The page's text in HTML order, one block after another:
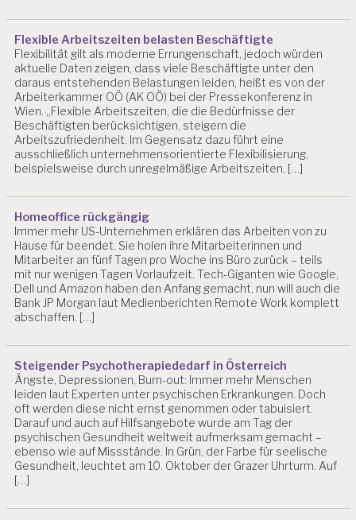
P
R
O
D
U
K
T
I
V
I
T
A
R
B
EI
T
S
P
C
H
O
L
O
G
IE
A
Flexible Arbeitszeiten belasten Beschäftigte
Flexibilität gilt als moderne Errungenschaft, jedoch würden
aktuelle Daten zeigen, dass viele Beschäftigte unter den
daraus entstehenden Belastungen leiden, heißt es von der
Arbeiterkammer OÖ (AK OÖ) bei der Pressekonferenz in
Wien. „Flexible Arbeitszeiten, die die Bedürfnisse der
Beschäftigten berücksichtigen, steigern die
Arbeitszufriedenheit. Im Gegensatz dazu führt eine
ausschließlich unternehmensorientierte Flexibilisierung,
beispielsweise durch unregelmäßige Arbeitszeiten, […]
Homeoffice rückgängig
Immer mehr US-Unternehmen erklären das Arbeiten von zu
Hause für beendet. Sie holen ihre Mitarbeiterinnen und
Mitarbeiter an fünf Tagen pro Woche ins Büro zurück – teils
mit nur wenigen Tagen Vorlaufzeit. Tech-Giganten wie Google,
Dell und Amazon haben den Anfang gemacht, nun will auch die
Bank JP Morgan laut Medienberichten Remote Work komplett
abschaffen. […]
Steigender Psychotherapiededarf in Österreich
Ängste, Depressionen, Burn-out: Immer mehr Menschen
leiden laut Experten unter psychischen Erkrankungen. Doch
oft werden diese nicht ernst genommen oder tabuisiert.
Darauf und auch auf Hilfsangebote wurde am Tag der
psychischen Gesundheit weltweit aufmerksam gemacht –
ebenso wie auf Missstände. In Grün, der Farbe für seelische
Gesundheit, leuchtet am 10. Oktober der Grazer Uhrturm. Auf
[…]